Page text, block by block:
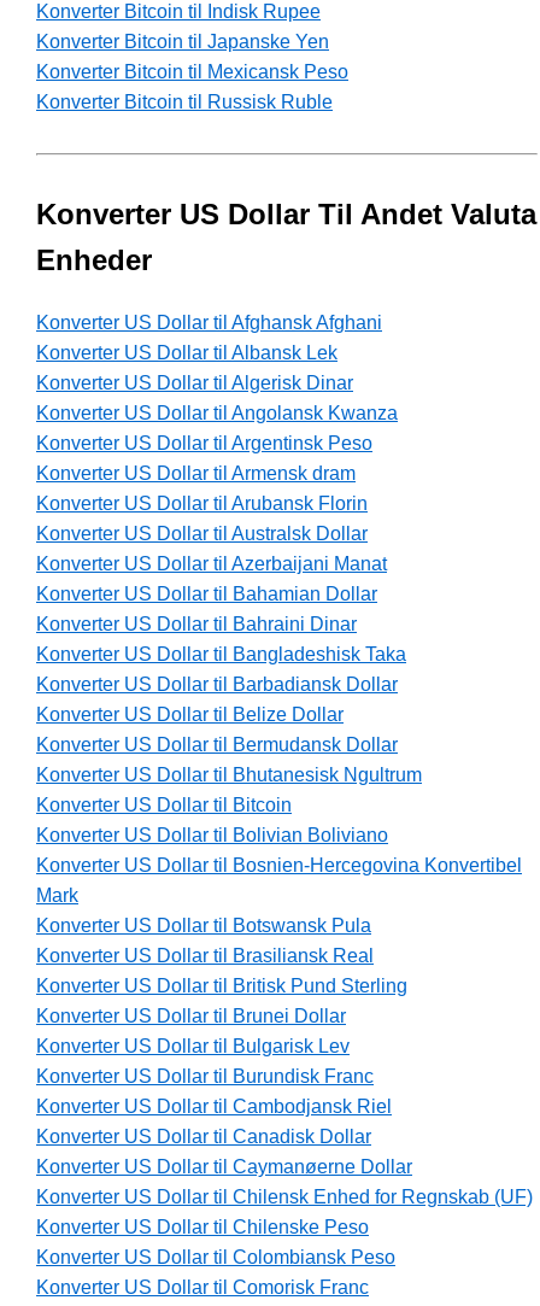
Konverter Bitcoin til Indisk Rupee
Konverter Bitcoin til Japanske Yen
Konverter Bitcoin til Mexicansk Peso
Konverter Bitcoin til Russisk Ruble
Konverter US Dollar Til Andet Valuta
Enheder
Konverter US Dollar til Afghansk Afghani
Konverter US Dollar til Albansk Lek
Konverter US Dollar til Algerisk Dinar
Konverter US Dollar til Angolansk Kwanza
Konverter US Dollar til Argentinsk Peso
Konverter US Dollar til Armensk dram
Konverter US Dollar til Arubansk Florin
Konverter US Dollar til Australsk Dollar
Konverter US Dollar til Azerbaijani Manat
Konverter US Dollar til Bahamian Dollar
Konverter US Dollar til Bahraini Dinar
Konverter US Dollar til Bangladeshisk Taka
Konverter US Dollar til Barbadiansk Dollar
Konverter US Dollar til Belize Dollar
Konverter US Dollar til Bermudansk Dollar
Konverter US Dollar til Bhutanesisk Ngultrum
Konverter US Dollar til Bitcoin
Konverter US Dollar til Bolivian Boliviano
Konverter US Dollar til Bosnien-Hercegovina Konvertibel
Mark
Konverter US Dollar til Botswansk Pula
Konverter US Dollar til Brasiliansk Real
Konverter US Dollar til Britisk Pund Sterling
Konverter US Dollar til Brunei Dollar
Konverter US Dollar til Bulgarisk Lev
Konverter US Dollar til Burundisk Franc
Konverter US Dollar til Cambodjansk Riel
Konverter US Dollar til Canadisk Dollar
Konverter US Dollar til Caymanøerne Dollar
Konverter US Dollar til Chilensk Enhed for Regnskab (UF)
Konverter US Dollar til Chilenske Peso
Konverter US Dollar til Colombiansk Peso
Konverter US Dollar til Comorisk Franc